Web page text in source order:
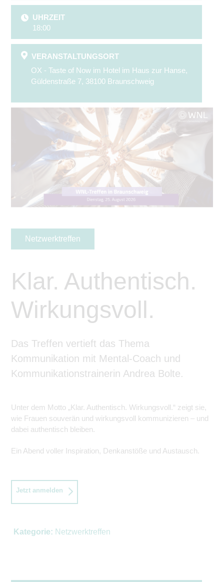
UHRZEIT
18:00
VERANSTALTUNGSORT
OX - Taste of Now im Hotel im Haus zur Hanse,
Güldenstraße 7, 38100 Braunschweig
Netzwerktreffen
Klar. Authentisch.
Wirkungsvoll.
Das Treffen vertieft das Thema
Kommunikation mit Mental-Coach und
Kommunikationstrainerin Andrea Bolte.
Unter dem Motto „Klar. Authentisch. Wirkungsvoll.“ zeigt sie,
wie Frauen souverän und wirkungsvoll kommunizieren – und
dabei authentisch bleiben.
Ein Abend voller Inspiration, Denkanstöße und Austausch.
Jetzt anmelden
Kategorie: Netzwerktreffen